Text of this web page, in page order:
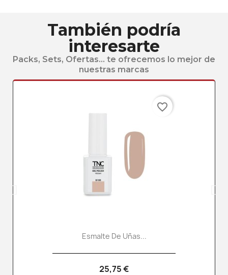
También podría
interesarte
Packs, Sets, Ofertas... te ofrecemos lo mejor de
nuestras marcas
Esmalte De Uñas...
25,75 €
favorite_border